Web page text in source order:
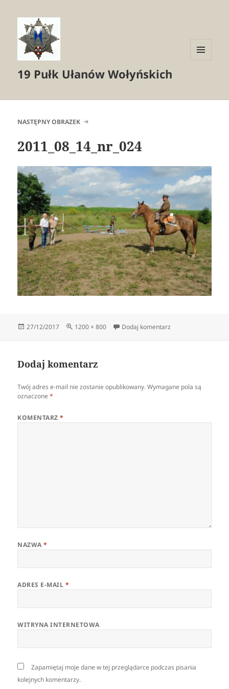
19 Pułk Ułanów Wołyńskich
NASTĘPNY OBRAZEK
2011_08_14_nr_024
Data
27/12/2017
Pełny
1200 × 800 Dodaj komentarz
Dodaj komentarz
Twój adres e-mail nie zostanie opublikowany. Wymagane pola są
oznaczone*
KOMENTARZ*
NAZWA*
ADRES E-MAIL *
WITRYNA INTERNETOWA
Zapamiętaj moje dane w tej przeglądarce podczas pisania
kolejnych komentarzy.